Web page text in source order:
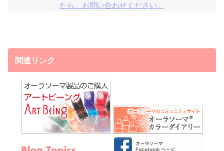
たら、お問い合わせください。
関連リンク